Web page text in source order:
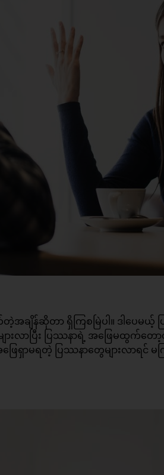
ချိန်ဆိုတာ ရှိကြစမြဲပါ။ ဒါပေမယ့်
ျားလာပြီး ပြဿနာရဲ့ အဖြေမထွ
ြေရှာမရတဲ့ ပြဿနာတွေများလာရ